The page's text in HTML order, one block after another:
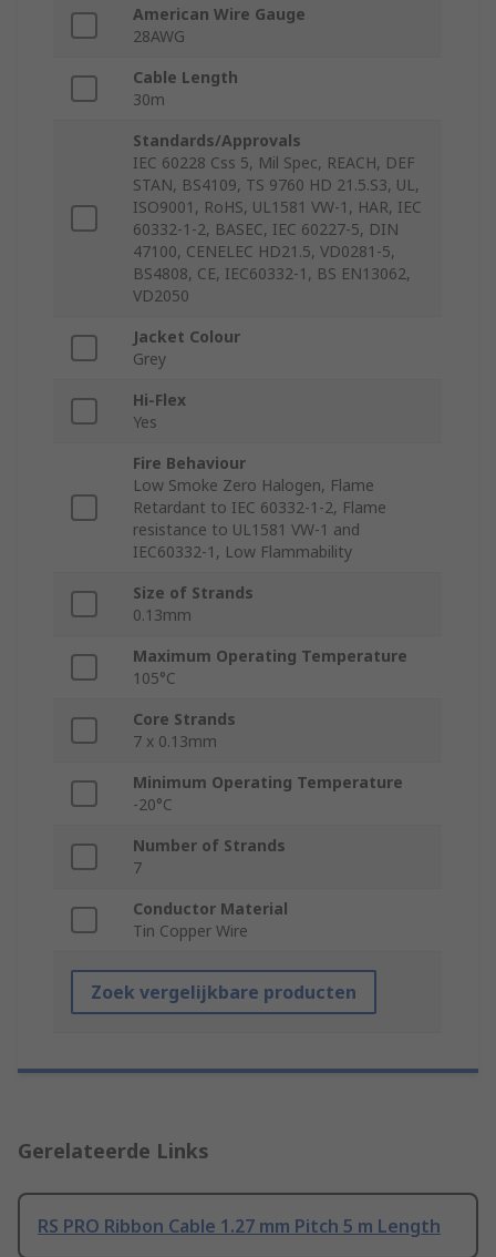
American Wire Gauge
28AWG
Cable Length
30m
Standards/Approvals
IEC 60228 Css 5, Mil Spec, REACH, DEF
STAN, BS4109, TS 9760 HD 21.5.S3, UL,
ISO9001, RoHS, UL1581 VW-1, HAR, IEC
60332-1-2, BASEC, IEC 60227-5, DIN
47100, CENELEC HD21.5, VD0281-5,
BS4808, CE, IEC60332-1, BS EN13062,
VD2050
Jacket Colour
Grey
Hi-Flex
Yes
Fire Behaviour
Low Smoke Zero Halogen, Flame
Retardant to IEC 60332-1-2, Flame
resistance to UL1581 VW-1 and
IEC60332-1, Low Flammability
Size of Strands
0.13mm
Maximum Operating Temperature
105°C
Core Strands
7 x 0.13mm
Minimum Operating Temperature
-20°C
Number of Strands
7
Conductor Material
Tin Copper Wire
Zoek vergelijkbare producten
Gerelateerde Links
RS PRO Ribbon Cable 1.27 mm Pitch 5 m Length